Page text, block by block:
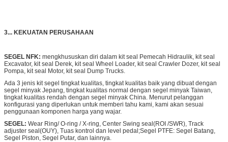
3... KEKUATAN PERUSAHAAN
SEGEL NFK: mengkhususkan diri dalam kit seal Pemecah Hidraulik, kit seal
Excavator, kit seal Derek, kit seal Wheel Loader, kit seal Crawler Dozer, kit seal
Pompa, kit seal Motor, kit seal Dump Trucks.
Ada 3 jenis kit segel tingkat kualitas, tingkat kualitas baik yang dibuat dengan
segel minyak Jepang, tingkat kualitas normal dengan segel minyak Taiwan,
tingkat kualitas rendah dengan segel minyak China. Menurut pelanggan
konfigurasi yang diperlukan untuk memberi tahu kami, kami akan sesuai
penggunaan komponen harga yang wajar.
SEGEL: Wear Ring/ O-ring / X-ring, Center Swing seal(ROI /SWR), Track
adjuster seal(OUY), Tuas kontrol dan level pedal;Segel PTFE: Segel Batang,
Segel Piston, Segel Putar, dan lainnya.